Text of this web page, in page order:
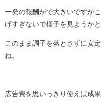
一発の報酬がで大きいですが
げすぎないで様子を見ようかと
このまま調子を落とさずに安
ね。
広告費を思いっきり使えば成